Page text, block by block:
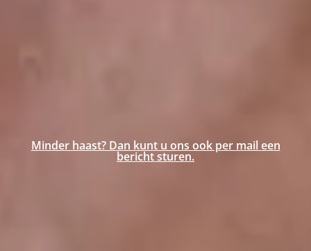
Minder haast? Dan kunt u ons ook per mail een
bericht sturen.